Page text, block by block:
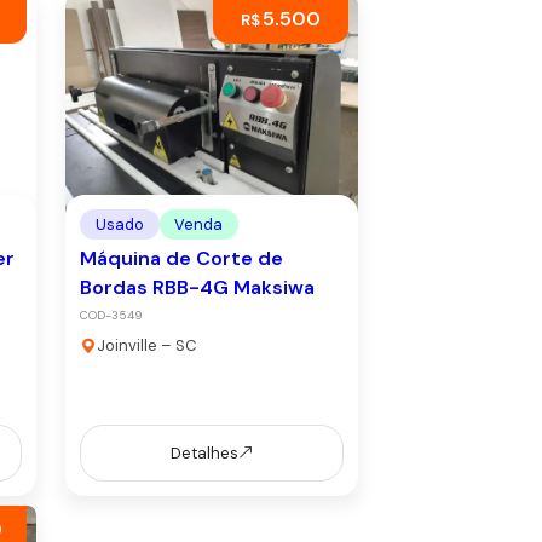
R$5.500
Usado Venda
Máquina de Corte de
Bordas RBB-4G Maksiwa
COD-3549
Joinville – SC
Detalhes